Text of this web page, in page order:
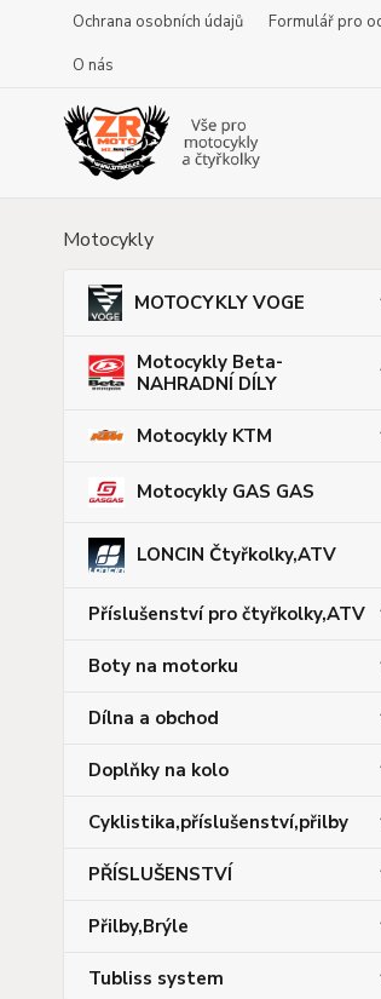
Ochrana osobních údajů Formulář pro
O nás
Motocykly
MOTOCYKLY VOGE
Motocykly Beta-
NAHRADNÍ DÍLY
Motocykly KTM
Motocykly GAS GAS
LONCIN Čtyřkolky,ATV
Příslušenství pro čtyřkolky,ATV
Boty na motorku
Dílna a obchod
Doplňky na kolo
Cyklistika,příslušenství,přilby
PŘÍSLUŠENSTVÍ
Přilby,Brýle
Tubliss system